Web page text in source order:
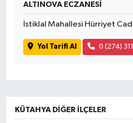
ALTINOVA ECZANESİ
İstiklal Mahallesi Hürriyet
Yol Tarifi Al 0 (274)
KÜTAHYA DIĞER İLÇELER